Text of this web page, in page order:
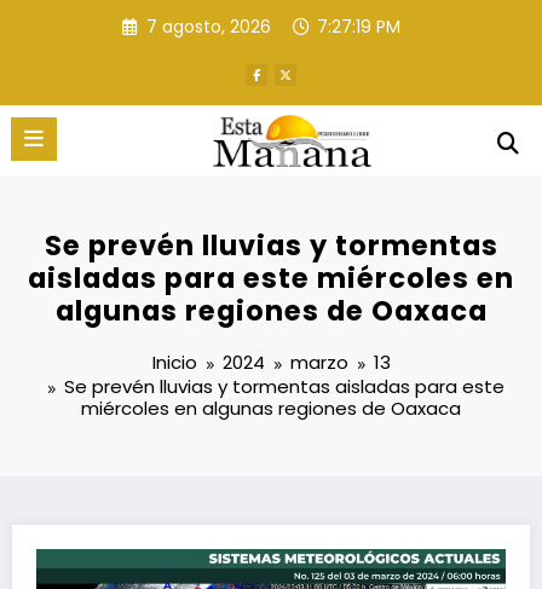
7 agosto, 2026 7:27:20 PM
Se prevén lluvias y tormentas
aisladas para este miércoles en
algunas regiones de Oaxaca
Inicio 2024 marzo
13
Se prevén lluvias y tormentas aisladas para este
miércoles en algunas regiones de Oaxaca